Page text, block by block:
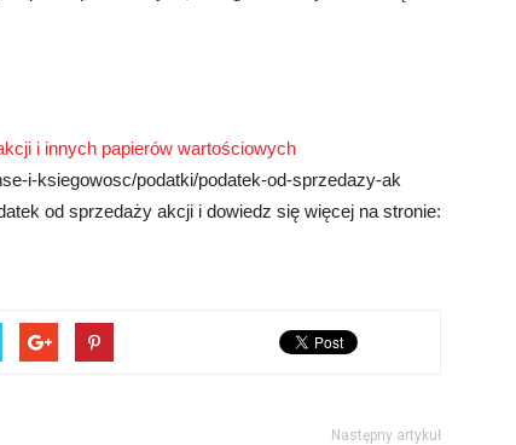
i innych papierów wartościowych
i-ksiegowosc/podatki/podatek-od-sprzedazy-ak
od sprzedaży akcji i dowiedz się więcej na stronie:
Następny artykuł